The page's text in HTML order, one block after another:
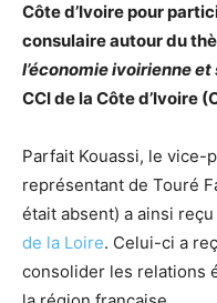
Côte d’Ivoire pour
consulaire autour du
l’économie ivoirienne
CCI de la Côte d’Ivoire
Parfait Kouassi, le vice-
représentant de Touré
était absent) a ainsi
de la Loire. Celui-ci a
consolider les relations